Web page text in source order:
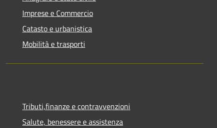
Imprese e Commercio
Catasto e urbanistica
Mobilità e trasporti
Tributi,finanze e contravvenzioni
Salute, benessere e assistenza